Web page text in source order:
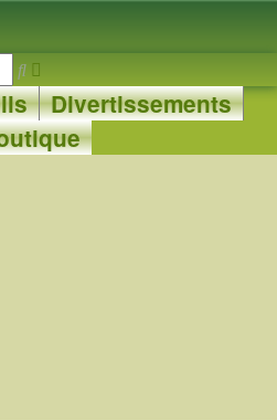
Rechercher
avancée
Divertissements